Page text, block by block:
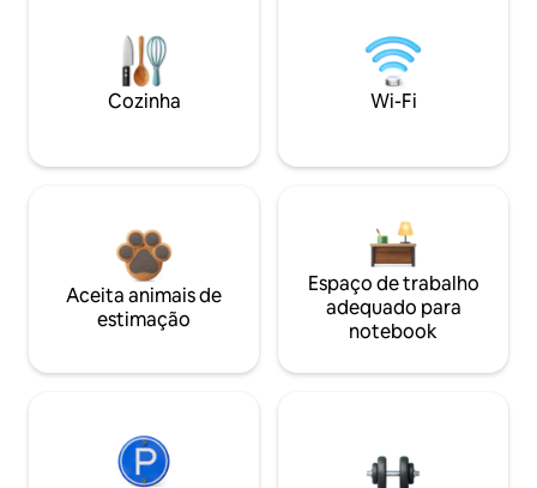
Cozinha Wi-Fi
Aceita animais de
estimação
Espaço de trabalho
adequado para
notebook